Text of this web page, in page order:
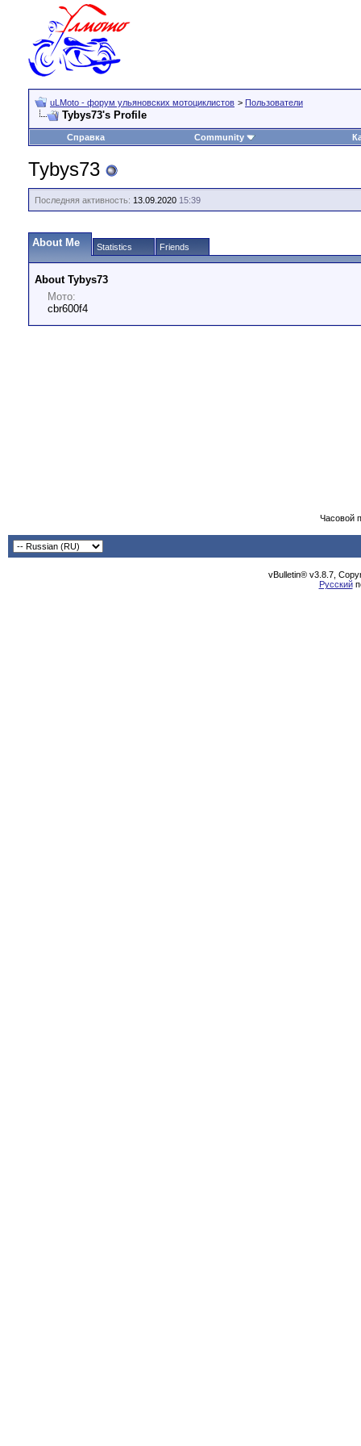
uLMoto - форум ульяновских мотоциклистов > Пользователи
Tybys73's Profile
Справка Community
Tybys73
Последняя активность: 13.09.2020 15:39
About Me Statistics Friends
About Tybys73
Мото:
cbr600f4
Часовой
vBulletin® v3.8.7,
Русский